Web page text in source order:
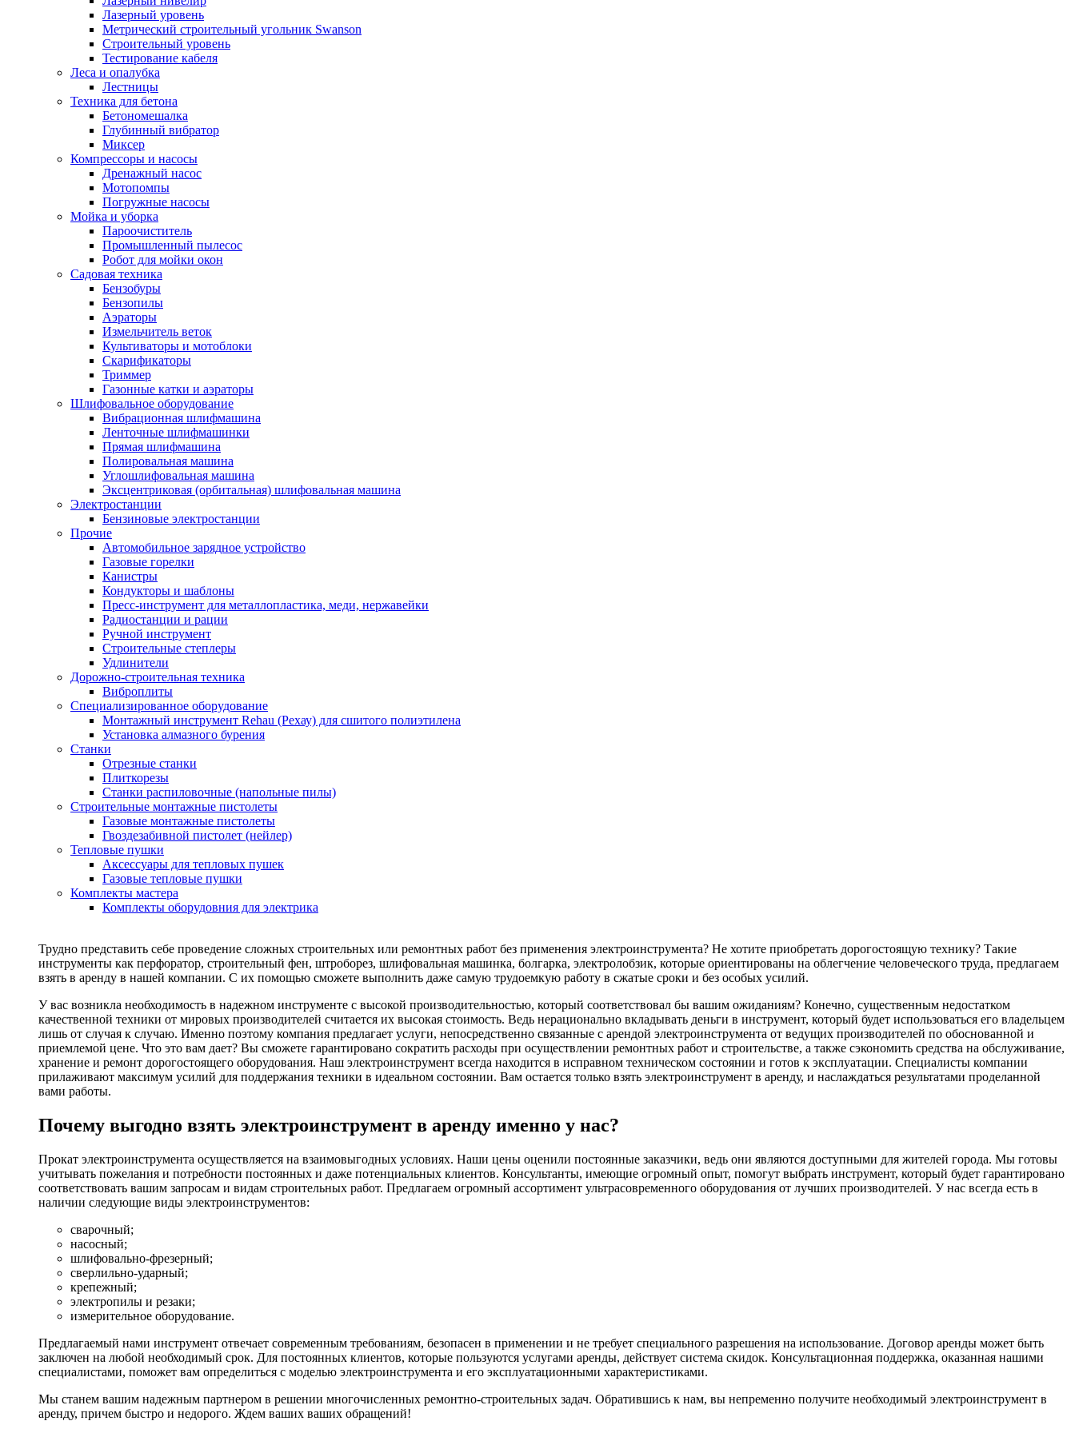
Лазерный уровень
Метрический строительный угольник Swanson
Строительный уровень
Тестирование кабеля
Леса и опалубка
Лестницы
Техника для бетона
Бетономешалка
Глубинный вибратор
Миксер
Компрессоры и насосы
Дренажный насос
Мотопомпы
Погружные насосы
Мойка и уборка
Пароочиститель
Промышленный пылесос
Робот для мойки окон
Садовая техника
Бензобуры
Бензопилы
Аэраторы
Измельчитель веток
Культиваторы и мотоблоки
Скарификаторы
Триммер
Газонные катки и аэраторы
Шлифовальное оборудование
Вибрационная шлифмашина
Ленточные шлифмашинки
Прямая шлифмашина
Полировальная машина
Углошлифовальная машина
Эксцентриковая (орбитальная) шлифовальная машина
Электростанции
Бензиновые электростанции
Прочие
Автомобильное зарядное устройство
Газовые горелки
Канистры
Кондукторы и шаблоны
Пресс-инструмент для металлопластика, меди, нержавейки
Радиостанции и рации
Ручной инструмент
Строительные степлеры
Удлинители
Дорожно-строительная техника
Виброплиты
Специализированное оборудование
Монтажный инструмент Rehau (Рехау) для сшитого полиэтилена
Установка алмазного бурения
Станки
Отрезные станки
Плиткорезы
Станки распиловочные (напольные пилы)
Строительные монтажные пистолеты
Газовые монтажные пистолеты
Гвоздезабивной пистолет (нейлер)
Тепловые пушки
Аксессуары для тепловых пушек
Газовые тепловые пушки
Комплекты мастера
Комплекты оборудовния для электрика
Трудно представить себе проведение сложных строительных или ремонтных работ без применения электроинструмента? Не хотите приобретать дорогостоящую технику? Такие
инструменты как перфоратор, строительный фен, штроборез, шлифовальная машинка, болгарка, электролобзик, которые ориентированы на облегчение человеческого труда, предлагаем
взять в аренду в нашей компании. С их помощью сможете выполнить даже самую трудоемкую работу в сжатые сроки и без особых усилий.
У вас возникла необходимость в надежном инструменте с высокой производительностью, который соответствовал бы вашим ожиданиям? Конечно, существенным недостатком
качественной техники от мировых производителей считается их высокая стоимость. Ведь нерационально вкладывать деньги в инструмент, который будет использоваться его владельцем
лишь от случая к случаю. Именно поэтому компания предлагает услуги, непосредственно связанные с арендой электроинструмента от ведущих производителей по обоснованной и
приемлемой цене. Что это вам дает? Вы сможете гарантировано сократить расходы при осуществлении ремонтных работ и строительстве, а также сэкономить средства на обслуживание,
хранение и ремонт дорогостоящего оборудования. Наш электроинструмент всегда находится в исправном техническом состоянии и готов к эксплуатации. Специалисты компании
прилаживают максимум усилий для поддержания техники в идеальном состоянии. Вам остается только взять электроинструмент в аренду, и наслаждаться результатами проделанной
вами работы.
Почему выгодно взять электроинструмент в аренду именно у нас?
Прокат электроинструмента осуществляется на взаимовыгодных условиях. Наши цены оценили постоянные заказчики, ведь они являются доступными для жителей города. Мы готовы
учитывать пожелания и потребности постоянных и даже потенциальных клиентов. Консультанты, имеющие огромный опыт, помогут выбрать инструмент, который будет гарантировано
соответствовать вашим запросам и видам строительных работ. Предлагаем огромный ассортимент ультрасовременного оборудования от лучших производителей. У нас всегда есть в
наличии следующие виды электроинструментов:
сварочный;
насосный;
шлифовально-фрезерный;
сверлильно-ударный;
крепежный;
электропилы и резаки;
измерительное оборудование.
Предлагаемый нами инструмент отвечает современным требованиям, безопасен в применении и не требует специального разрешения на использование. Договор аренды может быть
заключен на любой необходимый срок. Для постоянных клиентов, которые пользуются услугами аренды, действует система скидок. Консультационная поддержка, оказанная нашими
специалистами, поможет вам определиться с моделью электроинструмента и его эксплуатационными характеристиками.
Мы станем вашим надежным партнером в решении многочисленных ремонтно-строительных задач. Обратившись к нам, вы непременно получите необходимый электроинструмент в
аренду, причем быстро и недорого. Ждем ваших ваших обращений!